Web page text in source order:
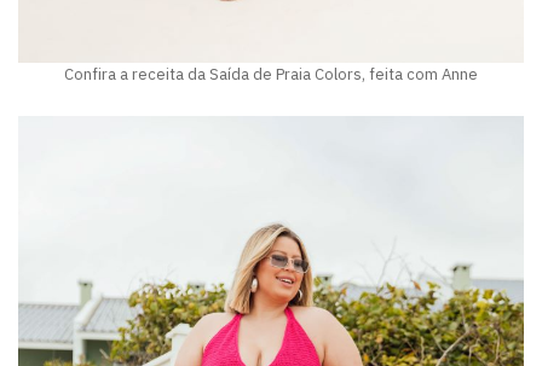
Confira a receita da Saída de Praia Colors, feita com Anne